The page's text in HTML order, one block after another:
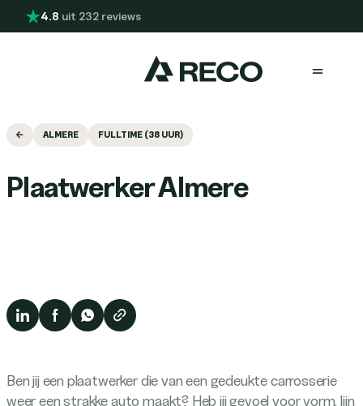
Overslaan en naar de inhoud gaan
4.8 uit 232 reviews
ALMERE FULLTIME (38 UUR)
Plaatwerker Almere
Ben jij een plaatwerker die van een gedeukte carrosserie
weer een strakke auto maakt? Heb jij gevoel voor vorm, lijn